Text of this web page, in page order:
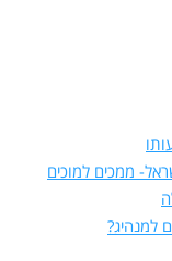
ממכים למוכים
למנהיג?